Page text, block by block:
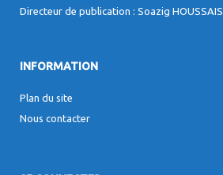
Directeur de publication : Soazig HOUSSAIS
INFORMATION
Plan du site
Nous contacter